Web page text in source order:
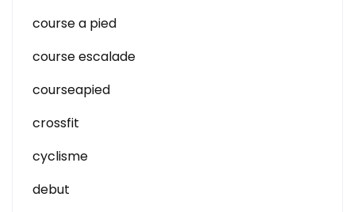
course a pied
course escalade
courseapied
crossfit
cyclisme
debut